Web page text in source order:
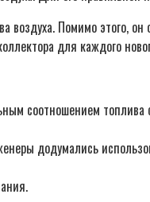
Помимо этого,
для каждого
соотношением топлива
додумались